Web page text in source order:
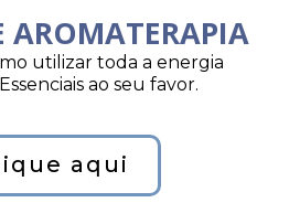
AROMATERAPIA
utilizar toda a energia
ao seu favor.
aqui